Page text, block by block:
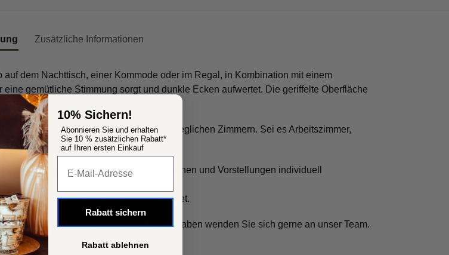
Zusätzliche Informationen
dem Nachttisch, einer Kommode oder im Regal, in Kombination mit einem
gemütliche Stimmung sorgt und dunkle Ecken aufwertet. Die geriffelte Oberfläche
Leuchte perfekt für die Verwendung in jeglichen Zimmern. Sei es Arbeitszimmer,
können Sie sich nach ihren Wünschen und Vorstellungen individuell
in den eigenen vier Wänden geeignet.
separat bestellen. Sollten Sie Fragen haben wenden Sie sich gerne an unser Team.
10% Sichern!
Abonnieren Sie und erhalten
Sie 10 % zusätzlichen Rabatt*
auf Ihren ersten Einkauf
Rabatt sichern
Rabatt ablehnen